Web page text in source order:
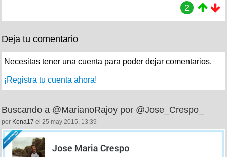
2
Deja tu comentario
Necesitas tener una cuenta para poder dejar comentarios.
¡Registra tu cuenta ahora!
Buscando a @MarianoRajoy por @Jose_Crespo_
por Kona17 el 25 may 2015, 13:39